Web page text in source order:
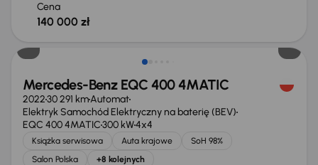
Cena
140 000 zł
Mercedes-Benz EQC 400 4MATIC
202230 291 kmAutomat
Elektryk Samochód Elektryczny na baterię (BEV)
EQC 400 4MATIC300 kW4x4
Książka serwisowa Auta krajowe
SoH 98%
Salon Polska
+8 kolejnych